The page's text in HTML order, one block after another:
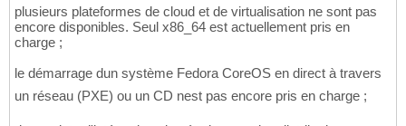
plusieurs plateformes de cloud et de virtualisation ne sont pas
encore disponibles. Seul x86_64 est actuellement pris en
charge ;
le démarrage dun système Fedora CoreOS en direct à travers
un réseau (PXE) ou un CD nest pas encore pris en charge ;